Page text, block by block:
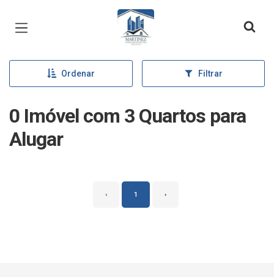
Página inicial
Ordenar Filtrar
0 Imóvel com 3 Quartos para
Alugar
‹ 1 ›